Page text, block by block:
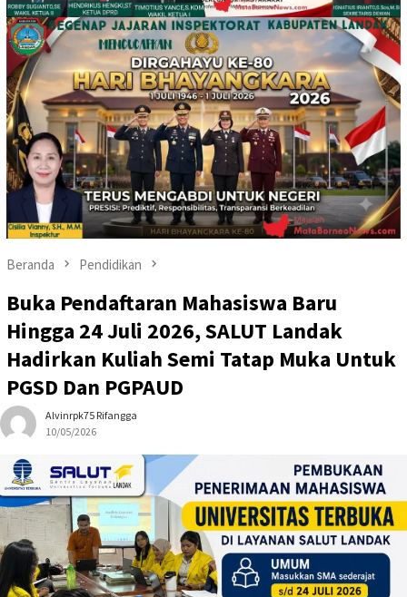
Beranda Pendidikan
Buka Pendaftaran Mahasiswa Baru
Hingga 24 Juli 2026, SALUT Landak
Hadirkan Kuliah Semi Tatap Muka Untuk
PGSD Dan PGPAUD
Alvinrpk75 Rifangga
10/05/2026